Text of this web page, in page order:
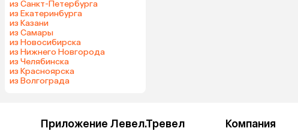
из Санкт-Петербурга
из Екатеринбурга
из Казани
из Самары
из Новосибирска
из Нижнего Новгорода
из Челябинска
из Красноярска
из Волгограда
Приложение Левел.Тревел Компания